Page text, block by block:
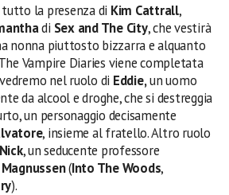
la presenza di Kim Cattrall,
di Sex and The City, che vestirà
nonna piuttosto bizzarra e alquanto
Vampire Diaries viene completata
nel ruolo di Eddie,un uomo
da alcool e droghe, che si destreggia
un personaggio decisamente
, insieme al fratello. Altro ruolo
Nick, un seducente professore
(Into The Woods,
).